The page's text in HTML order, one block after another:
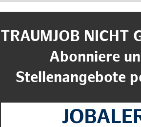
TRAUMJOB NICHT
Abonniere
Stellenangebote